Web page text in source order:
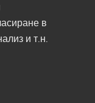
в
и т.н.